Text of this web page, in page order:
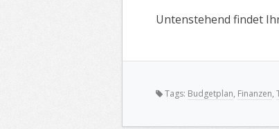
Untenstehend findet
Tags: Budgetplan, Finanzen,